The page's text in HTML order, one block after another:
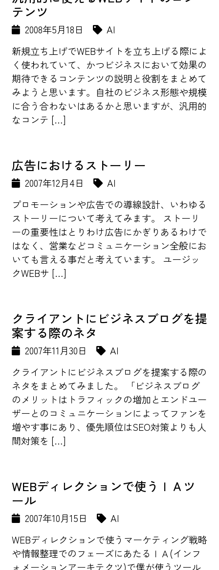
テンツ
2008年5月18日
AI
新規立ち上げでWEBサイトを立ち上げる際によ
く使われていて、かつビジネスにおいて効果の
期待できるコンテンツの説明と役割をまとめて
みようと思います。自社のビジネス形態や規模
に合う合わないはあるかと思いますが、汎用的
なコンテ […]
広告におけるストーリー
2007年12月4日
AI
プロモーションや広告での導線設計、いわゆる
ストーリーについて考えてみます。 ストーリ
ーの重要性はとりわけ広告にかぎりあるわけで
はなく、営業などコミュニケーション全般にお
いても言える事だと考えています。 ユージッ
クWEBサ […]
クライアントにビジネスブログを提
案する際のネタ
2007年11月30日
AI
クライアントにビジネスブログを提案する際の
ネタをまとめてみました。 「ビジネスブログ
のメリットはトラフィックの増加とエンドユー
ザーとのコミュニケーションによってファンを
増やす事にあり、優先順位はSEO対策よりも人
間対策を […]
WEBディレクションで使うＩＡツ
ール
2007年10月15日
AI
WEBディレクションで使うマーケティング戦略
や情報整理でのフェーズにあたるＩＡ(インフ
ォメーションアーキテクツ)で僕が使うツール